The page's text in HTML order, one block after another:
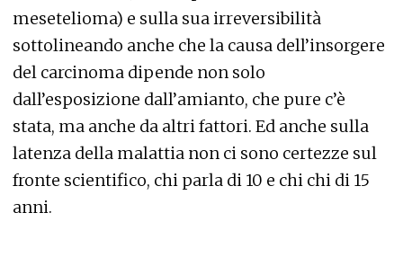
mesetelioma) e sulla sua irreversibilità
sottolineando anche che la causa dell’insorgere
del carcinoma dipende non solo
dall’esposizione dall’amianto, che pure c’è
stata, ma anche da altri fattori. Ed anche sulla
latenza della malattia non ci sono certezze sul
fronte scientifico, chi parla di 10 e chi chi di 15
anni.